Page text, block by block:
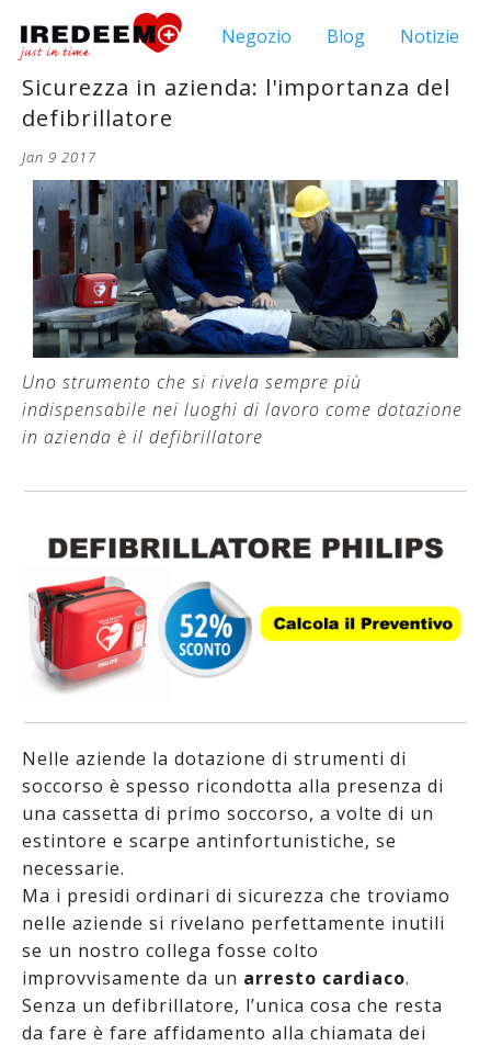
Negozio Blog Notizie
Sicurezza in azienda: l'importanza del
defibrillatore
Jan 9 2017
Uno strumento che si rivela sempre più
indispensabile nei luoghi di lavoro come dotazione
in azienda è il defibrillatore
Nelle aziende la dotazione di strumenti di
soccorso è spesso ricondotta alla presenza di
una cassetta di primo soccorso, a volte di un
estintore e scarpe antinfortunistiche, se
necessarie.
Ma i presidi ordinari di sicurezza che troviamo
nelle aziende si rivelano perfettamente inutili
se un nostro collega fosse colto
improvvisamente da un arresto cardiaco.
Senza un defibrillatore, l’unica cosa che resta
da fare è fare affidamento alla chiamata dei